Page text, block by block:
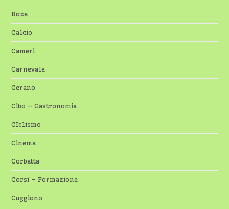
Boxe
Calcio
Cameri
Carnevale
Cerano
Cibo – Gastronomia
CIclismo
Cinema
Corbetta
Corsi – Formazione
Cuggiono